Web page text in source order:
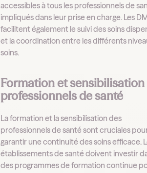
accessibles à tous les professionnels de
impliqués dans leur prise en charge. Les
facilitent également le suivi des soins
et la coordination entre les différents
soins.
Formation et sensibilisation
professionnels de santé
La formation et la sensibilisation des
professionnels de santé sont cruciales
garantir une continuité des soins efficace.
établissements de santé doivent investir
des programmes de formation continue